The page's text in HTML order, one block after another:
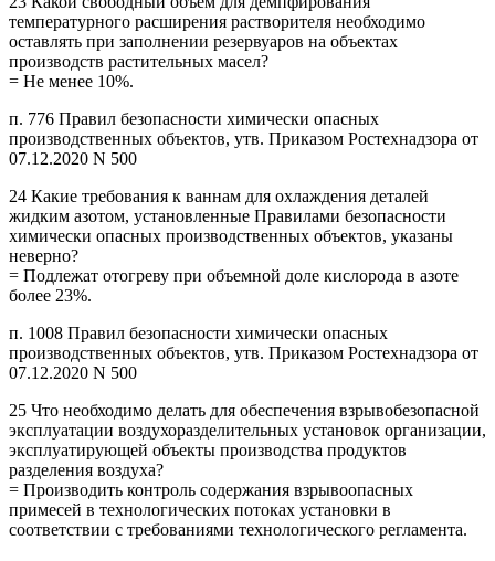
температурного расширения растворителя необходимо
оставлять при заполнении резервуаров на объектах
производств растительных масел?
= Не менее 10%.
п. 776 Правил безопасности химически опасных
производственных объектов, утв. Приказом Ростехнадзора от
07.12.2020 N 500
24 Какие требования к ваннам для охлаждения деталей
жидким азотом, установленные Правилами безопасности
химически опасных производственных объектов, указаны
неверно?
= Подлежат отогреву при объемной доле кислорода в азоте
более 23%.
п. 1008 Правил безопасности химически опасных
производственных объектов, утв. Приказом Ростехнадзора от
07.12.2020 N 500
25 Что необходимо делать для обеспечения взрывобезопасной
эксплуатации воздухоразделительных установок организации,
эксплуатирующей объекты производства продуктов
разделения воздуха?
= Производить контроль содержания взрывоопасных
примесей в технологических потоках установки в
соответствии с требованиями технологического регламента.